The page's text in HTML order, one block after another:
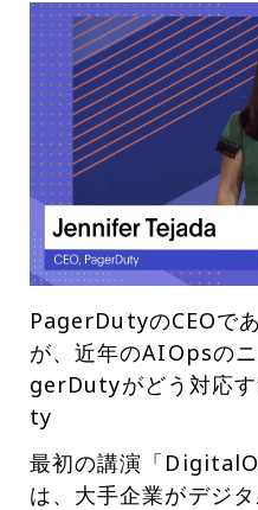
PagerDutyのCEOで
が、近年のAIOpsの
gerDutyがどう対応
ty
最初の講演「
は、大手企業がデジ